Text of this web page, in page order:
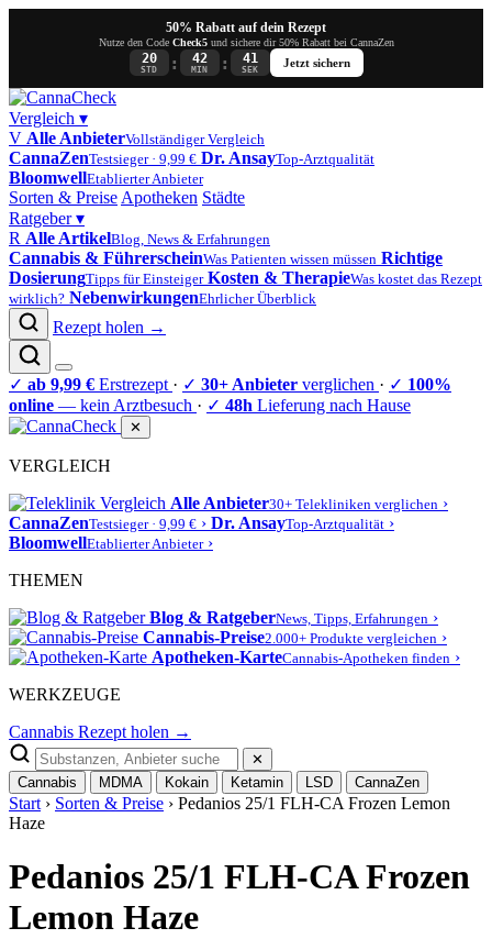
50% Rabatt auf dein Rezept
Nutze den Code Check5und sichere dir 50% Rabatt bei CannaZen
20
STD : 42
MIN : 41
SEK
Jetzt sichern
Vergleich ▾
V Alle AnbieterVollständiger Vergleich
CannaZenTestsieger · 9,99 € Dr. AnsayTop-Arztqualität
BloomwellEtablierter Anbieter
Sorten & Preise Apotheken Städte
Ratgeber▾
R Alle ArtikelBlog, News & Erfahrungen
Cannabis & FührerscheinWas Patienten wissen müssen Richtige
DosierungTipps für Einsteiger Kosten & TherapieWas kostet das Rezept
wirklich? NebenwirkungenEhrlicher Überblick
Rezept holen →
✓ ab 9,99 € Erstrezept · ✓ 30+ Anbieter verglichen · ✓ 100%
online — kein Arztbesuch · ✓ 48h Lieferung nach Hause
✕
VERGLEICH
Alle Anbieter30+ Telekliniken verglichen ›
CannaZenTestsieger · 9,99 € › Dr. AnsayTop-Arztqualität ›
BloomwellEtablierter Anbieter ›
THEMEN
Blog & RatgeberNews, Tipps, Erfahrungen ›
Cannabis-Preise2.000+ Produkte vergleichen ›
Apotheken-KarteCannabis-Apotheken finden ›
WERKZEUGE
Cannabis Rezept holen →
✕
Cannabis
MDMA Kokain Ketamin LSD CannaZen
Start › Sorten & Preise › Pedanios 25/1 FLH-CA Frozen Lemon
Haze
Pedanios 25/1 FLH-CA Frozen
Lemon Haze